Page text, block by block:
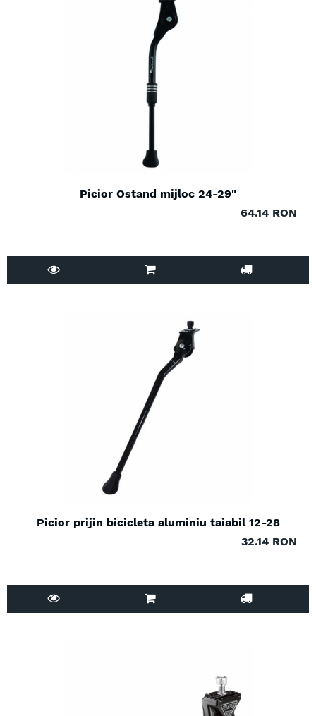
Picior Ostand mijloc 24-29"
64.14 RON
Picior prijin bicicleta aluminiu taiabil 12-28
32.14 RON